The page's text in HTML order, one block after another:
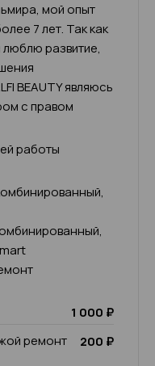
мой опыт
7 лет. Так как
развитие,
BEAUTY являюсь
с правом
работы
1 000 ₽
ремонт
200 ₽